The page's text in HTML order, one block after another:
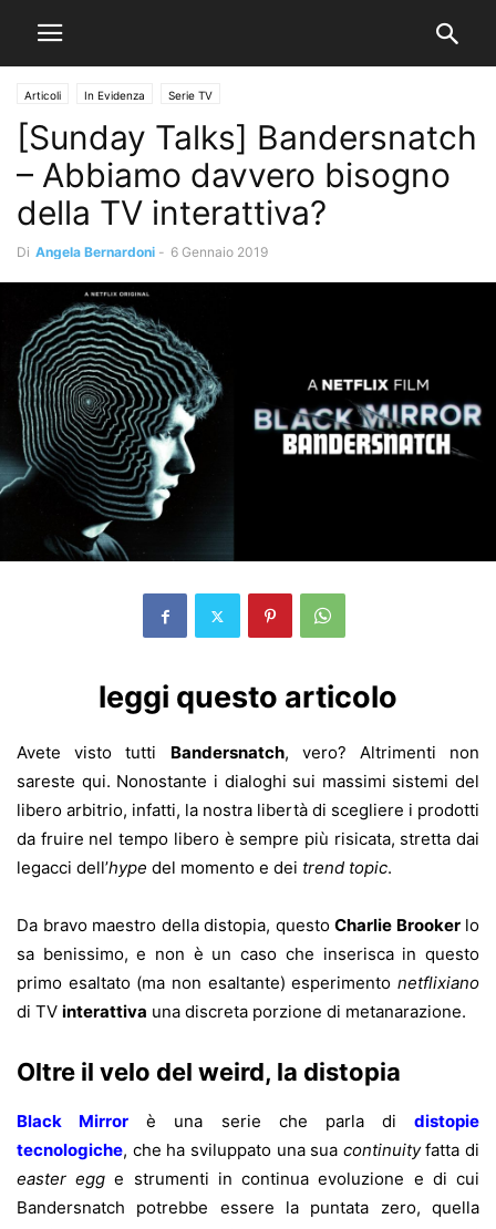
Articoli In Evidenza Serie TV
[Sunday Talks] Bandersnatch
– Abbiamo davvero bisogno
della TV interattiva?
Di Angela Bernardoni - 6 Gennaio 2019
leggi questo articolo
Avete visto tutti Bandersnatch, vero? Altrimenti non
sareste qui. Nonostante i dialoghi sui massimi sistemi del
libero arbitrio, infatti, la nostra libertà di scegliere i prodotti
da fruire nel tempo libero è sempre più risicata, stretta dai
legacci dell’hype del momento e dei trend topic.
Da bravo maestro della distopia, questo Charlie Brookerlo
sa benissimo, e non è un caso che inserisca in questo
primo esaltato (ma non esaltante) esperimento netflixiano
di TV interattiva una discreta porzione di metanarazione.
Oltre il velo del weird, la distopia
Black Mirror è una serie che parla di
distopie
tecnologiche, che ha sviluppato una sua continuityfatta di
easter egg e strumenti in continua evoluzione e di cui
Bandersnatch potrebbe essere la puntata zero, quella